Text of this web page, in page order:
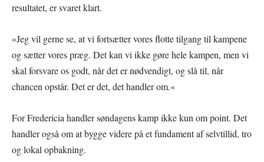
resultatet, er svaret klart.
»Jeg vil gerne se, at vi fortsætter vores flotte tilgang til kampene
og sætter vores præg. Det kan vi ikke gøre hele kampen, men vi
skal forsvare os godt, når det er nødvendigt, og slå til, når
chancen opstår. Det er det, det handler om.«
For Fredericia handler søndagens kamp ikke kun om point. Det
handler også om at bygge videre på et fundament af selvtillid, tro
og lokal opbakning.